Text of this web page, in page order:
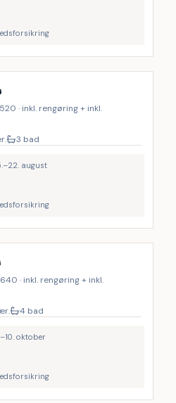
· inkl. rengøring + inkl.
3 bad
august
· inkl. rengøring + inkl.
4 bad
oktober